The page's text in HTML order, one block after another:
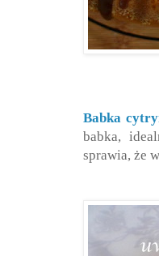
Babka
babka,
sprawia, że